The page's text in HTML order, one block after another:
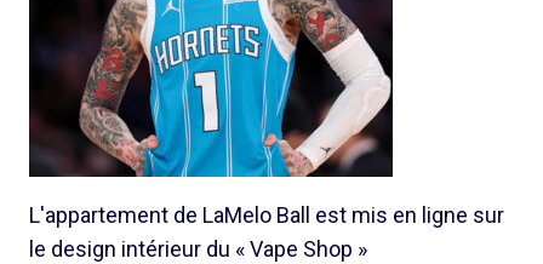
L'appartement de LaMelo Ball est mis en ligne sur
le design intérieur du « Vape Shop »